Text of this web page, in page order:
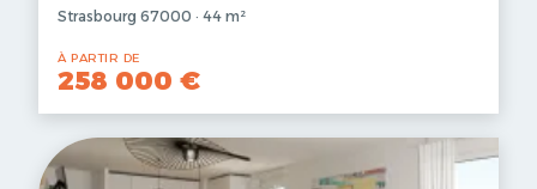
Strasbourg 67000 · 44 m²
À PARTIR DE
258 000 €